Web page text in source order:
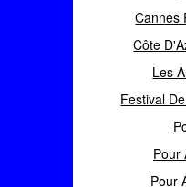
Cannes
Côte
Les
Festival
Pour
Pour